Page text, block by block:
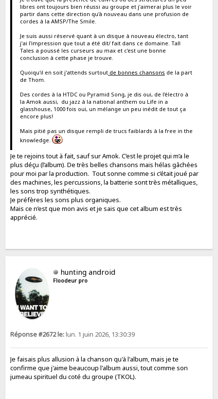
libres ont toujours bien réussi au groupe et j'aimerai plus le voir
partir dans cette direction qu'à nouveau dans une profusion de
cordes à la AMSP/The Smile.
Je suis aussi réservé quant à un disque à nouveau électro, tant
j'ai l'impression que tout a été dit/ fait dans ce domaine. Tall
Tales a poussé les curseurs au max et c'est une bonne
conclusion à cette phase je trouve.
Quoiqu'il en soit j'attends surtoutde bonnes chansons de la part
de Thom.
Des cordes à la HTDC ou Pyramid Song, je dis oui, de l'électro à
la Amok aussi, du jazz à la national anthem ou Life in a
glasshouse, 1000 fois oui, un mélange un peu inédit de tout ça
encore plus!
Mais pitié pas un disque rempli de trucs faiblards à la free in the
knowledge.
Je te rejoins tout à fait, sauf sur Amok. C’est le projet qui m’a le
plus déçu (l’album). De très belles chansons mais hélas gâchées
pour moi par la production. Tout sonne comme si c’était joué par
des machines, les percussions, la batterie sont très métalliques,
les sons trop synthétiques.
Je préfères les sons plus organiques.
Mais ce n’est que mon avis et je sais que cet album est très
apprécié.
hunting android
Floodeur pro
Réponse #2672 le:lun. 1 juin 2026, 13:30:39
Je faisais plus allusion à la chanson qu'à l'album, mais je te
confirme que j'aime beaucoup l'album aussi, tout comme son
jumeau spirituel du coté du groupe (TKOL).